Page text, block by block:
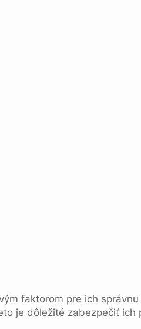
faktorom pre ich
je dôležité zabezpečiť